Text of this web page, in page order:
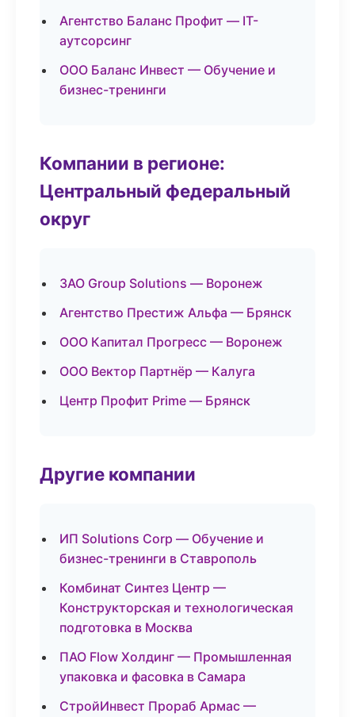
Агентство Баланс Профит — IT-
аутсорсинг
ООО Баланс Инвест — Обучение и
бизнес-тренинги
Компании в регионе:
Центральный федеральный
округ
ЗАО Group Solutions — Воронеж
Агентство Престиж Альфа — Брянск
ООО Капитал Прогресс — Воронеж
ООО Вектор Партнёр — Калуга
Центр Профит Prime — Брянск
Другие компании
ИП Solutions Corp — Обучение и
бизнес-тренинги в Ставрополь
Комбинат Синтез Центр —
Конструкторская и технологическая
подготовка в Москва
ПАО Flow Холдинг — Промышленная
упаковка и фасовка в Самара
СтройИнвест Прораб Армас —